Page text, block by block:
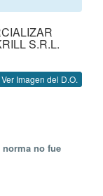
S.R.L.
Ver Imagen del D.O.
norma no fue